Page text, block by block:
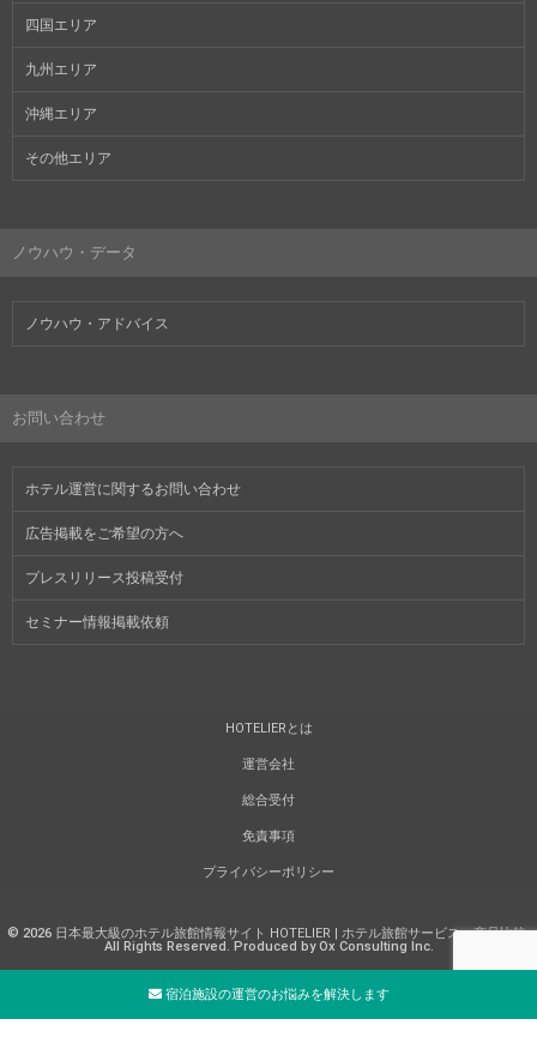
四国エリア
九州エリア
沖縄エリア
その他エリア
ノウハウ・データ
ノウハウ・アドバイス
お問い合わせ
ホテル運営に関するお問い合わせ
広告掲載をご希望の方へ
プレスリリース投稿受付
セミナー情報掲載依頼
HOTELIERとは
運営会社
総合受付
免責事項
プライバシーポリシー
© 2026 日本最大級のホテル旅館情報サイト HOTELIER | ホテル旅館サービス・商品比較.
All Rights Reserved. Produced by Ox Consulting Inc.
宿泊施設の運営のお悩みを解決します